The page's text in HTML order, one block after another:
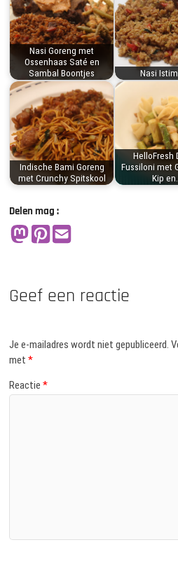
Nasi Goreng met
Ossenhaas Saté en
Sambal Boontjes
Nasi
Indische Bami Goreng
met Crunchy Spitskool
HelloFresh
Fussiloni met
Kip
Delen mag :
Geef een reactie
Je e-mailadres wordt niet gepubliceerd.
met*
Reactie*